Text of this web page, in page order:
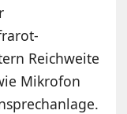
Reichweite
Mikrofon